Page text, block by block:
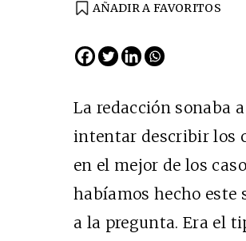
AÑADIR A FAVORITOS
La redacción sonaba
intentar describir los
en el mejor de los
habíamos hecho este
a la pregunta. Era el